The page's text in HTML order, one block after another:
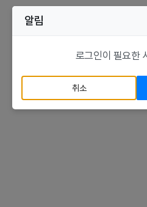
알림
로그인이 필요한
취소